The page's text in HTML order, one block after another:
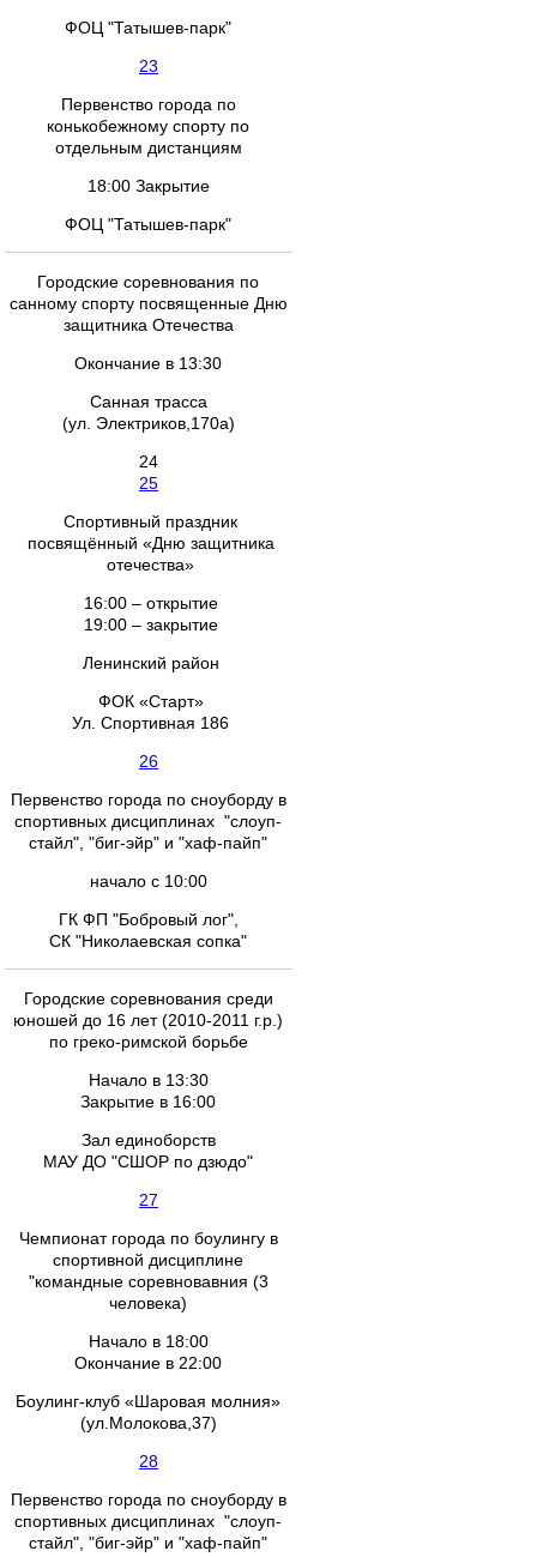
ФОЦ "Татышев-парк"
23
Первенство города по
конькобежному спорту по
отдельным дистанциям
18:00 Закрытие
ФОЦ "Татышев-парк"
Городские соревнования по
санному спорту посвященные Дню
защитника Отечества
Окончание в 13:30
Санная трасса
(ул. Электриков,170а)
24
25
Спортивный праздник
посвящённый «Дню защитника
отечества»
16:00 – открытие
19:00 – закрытие
Ленинский район
ФОК «Старт»
Ул. Спортивная 186
26
Первенство города по сноуборду в
спортивных дисциплинах "слоуп-
стайл", "биг-эйр" и "хаф-пайп"
начало с 10:00
ГК ФП "Бобровый лог",
СК "Николаевская сопка"
Городские соревнования среди
юношей до 16 лет (2010-2011 г.р.)
по греко-римской борьбе
Начало в 13:30
Закрытие в 16:00
Зал единоборств
МАУ ДО "СШОР по дзюдо"
27
Чемпионат города по боулингу в
спортивной дисциплине
"командные соревновавния (3
человека)
Начало в 18:00
Окончание в 22:00
Боулинг-клуб «Шаровая молния»
(ул.Молокова,37)
28
Первенство города по сноуборду в
спортивных дисциплинах "слоуп-
стайл", "биг-эйр" и "хаф-пайп"